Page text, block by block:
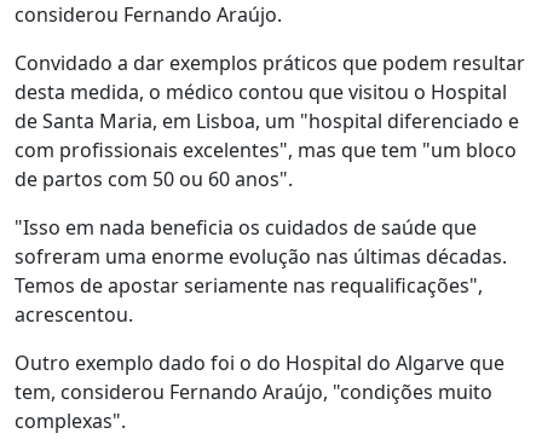
considerou Fernando Araújo.
Convidado a dar exemplos práticos que podem resultar
desta medida, o médico contou que visitou o Hospital
de Santa Maria, em Lisboa, um "hospital diferenciado e
com profissionais excelentes", mas que tem "um bloco
de partos com 50 ou 60 anos".
"Isso em nada beneficia os cuidados de saúde que
sofreram uma enorme evolução nas últimas décadas.
Temos de apostar seriamente nas requalificações",
acrescentou.
Outro exemplo dado foi o do Hospital do Algarve que
tem, considerou Fernando Araújo, "condições muito
complexas".